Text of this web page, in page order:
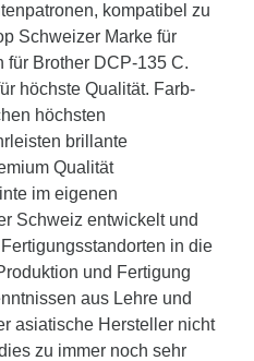
kompatibel zu
Schweizer Marke für
für Brother DCP-135 C.
höchste Qualität. Farb-
höchsten
brillante
Qualität
im eigenen
Schweiz entwickelt und
in die
und Fertigung
aus Lehre und
asiatische Hersteller nicht
zu immer noch sehr